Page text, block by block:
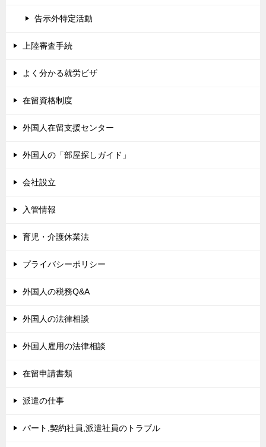
告示外特定活動
上陸審査手続
よく分かる就労ビザ
在留資格制度
外国人在留支援センター
外国人の「部屋探しガイド」
会社設立
入管情報
育児・介護休業法
プライバシーポリシー
外国人の税務Q&A
外国人の法律相談
外国人雇用の法律相談
在留申請書類
派遣の仕事
パート,契約社員,派遣社員のトラブル